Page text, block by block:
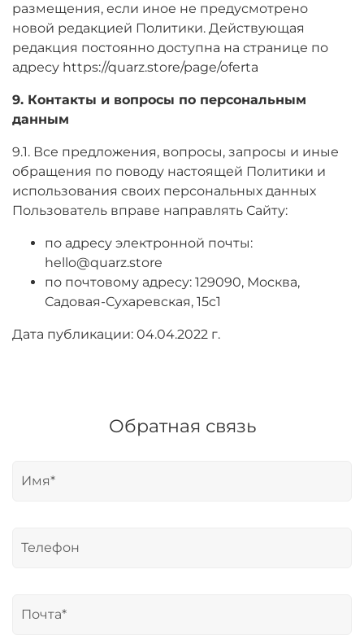
размещения, если иное не предусмотрено
новой редакцией Политики. Действующая
редакция постоянно доступна на странице по
адресу https://quarz.store/page/oferta
9. Контакты и вопросы по персональным
данным
9.1. Все предложения, вопросы, запросы и иные
обращения по поводу настоящей Политики и
использования своих персональных данных
Пользователь вправе направлять Сайту:
по адресу электронной почты:
hello@quarz.store
по почтовому адресу: 129090, Москва,
Садовая-Сухаревская, 15с1
Дата публикации: 04.04.2022 г.
Обратная связь